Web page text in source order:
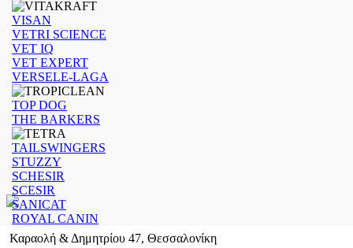
VISAN
VETRI SCIENCE
VET IQ
VET EXPERT
VERSELE-LAGA
TOP DOG
THE BARKERS
TAILSWINGERS
STUZZY
SCHESIR
SCESIR
SANICAT
ROYAL CANIN
Καραολή & Δημητρίου 47, Θεσσαλονίκη